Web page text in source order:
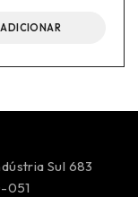
ADICIONAR
Sul 683
051